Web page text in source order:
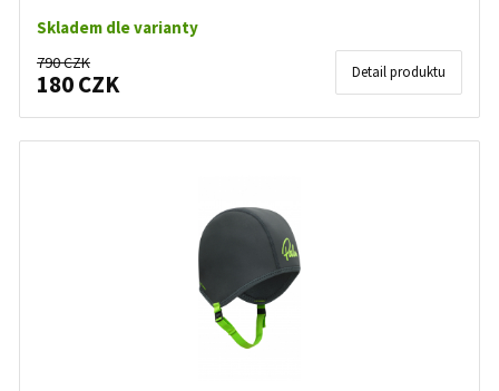
Skladem dle varianty
790 CZK
180 CZK Detail produktu